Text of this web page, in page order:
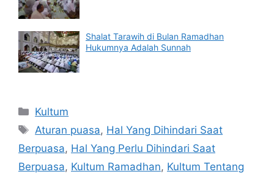
Shalat Tarawih di Bulan Ramadhan
Hukumnya Adalah Sunnah
Categories
Kultum
Tags
Aturan puasa, Hal Yang Dihindari Saat
Berpuasa, Hal Yang Perlu Dihindari Saat
Berpuasa, Kultum Ramadhan, Kultum Tentang